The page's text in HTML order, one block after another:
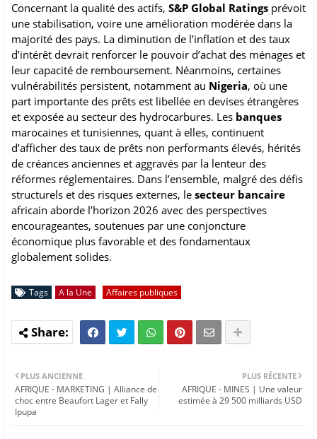
Concernant la qualité des actifs, S&P Global Ratings prévoit
une stabilisation, voire une amélioration modérée dans la
majorité des pays. La diminution de l’inflation et des taux
d’intérêt devrait renforcer le pouvoir d’achat des ménages et
leur capacité de remboursement. Néanmoins, certaines
vulnérabilités persistent, notamment au Nigeria, où une
part importante des prêts est libellée en devises étrangères
et exposée au secteur des hydrocarbures. Les banques
marocaines et tunisiennes, quant à elles, continuent
d’afficher des taux de prêts non performants élevés, hérités
de créances anciennes et aggravés par la lenteur des
réformes réglementaires. Dans l’ensemble, malgré des défis
structurels et des risques externes, le secteur bancaire
africain aborde l’horizon 2026 avec des perspectives
encourageantes, soutenues par une conjoncture
économique plus favorable et des fondamentaux
globalement solides.
Tags A la Une Affaires publiques
PLUS RÉCENTE
AFRIQUE - MINES | Une valeur
estimée à 29 500 milliards USD
PLUS ANCIENNE
AFRIQUE - MARKETING | Alliance de
choc entre Beaufort Lager et Fally
Ipupa